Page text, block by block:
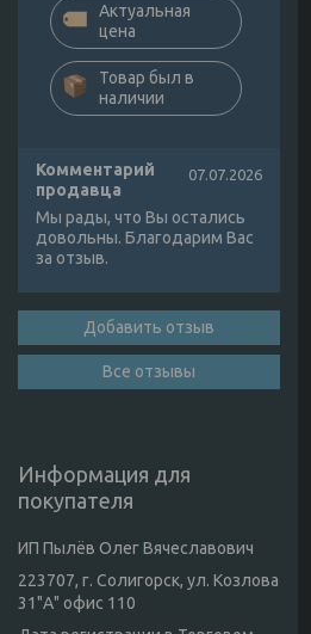
Актуальная
цена
Товар был в
наличии
Комментарий
продавца
07.07.2026
Мы рады, что Вы остались
довольны. Благодарим Вас
за отзыв.
Добавить отзыв
Все отзывы
Информация для
покупателя
ИП Пылёв Олег Вячеславович
223707, г. Солигорск, ул. Козлова
31"А" офис 110